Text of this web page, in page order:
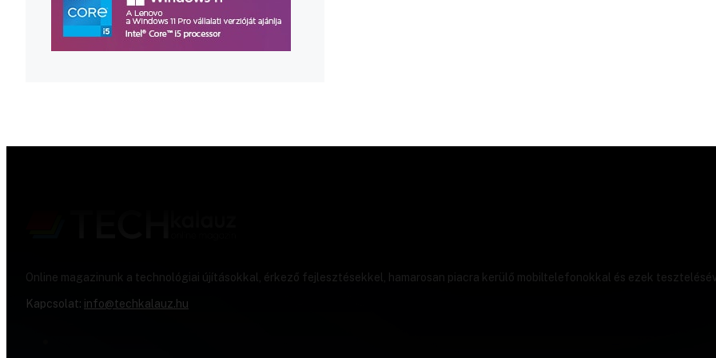
Online magazinunk a technológiai újításokkal, érkező fejlesztésekkel, hamarosan piacra kerülő mobiltelefonokkal és ezek
Kapcsolat: info@techkalauz.hu